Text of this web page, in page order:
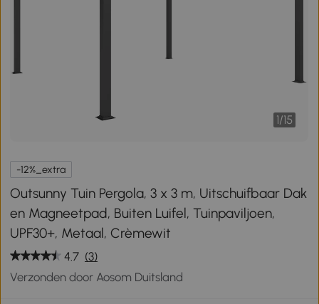
1/15
-12%_extra
Outsunny Tuin Pergola, 3 x 3 m, Uitschuifbaar Dak
en Magneetpad, Buiten Luifel, Tuinpaviljoen,
UPF30+, Metaal, Crèmewit
4.7 (3)
Verzonden door Aosom Duitsland